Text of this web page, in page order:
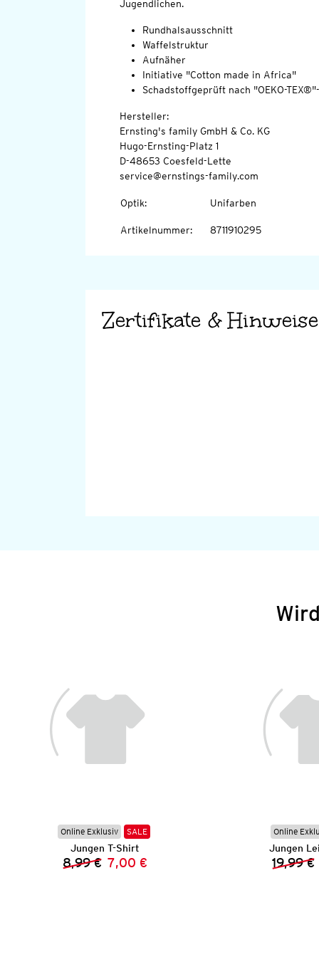
Jugendlichen.
Rundhalsausschnitt
Waffelstruktur
Aufnäher
Initiative "Cotton made in Africa"
Schadstoffgeprüft nach "OEKO-
Hersteller:
Ernsting's family GmbH & Co. KG
Hugo-Ernsting-Platz 1
D-48653 Coesfeld-Lette
service@ernstings-family.com
Optik: Unifarben
Artikelnummer: 8711910295
Zertifikate & Hinweise
Online Exklusiv SALE
Jungen T-Shirt
Vorheriger Preis:
8,99 € Neuer Preis:
7,00 €
Online
Jungen
19,99 €